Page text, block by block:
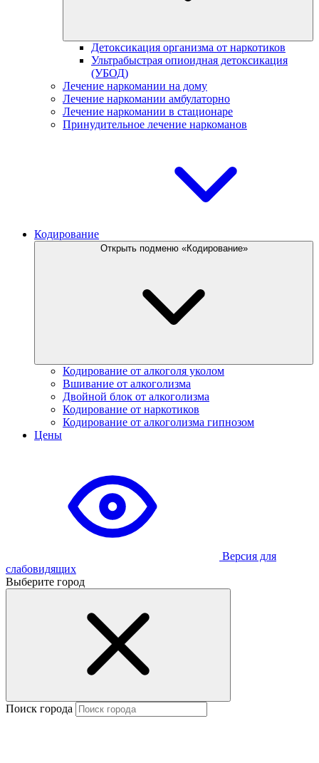
Детоксикация организма от наркотиков
Ультрабыстрая опиоидная детоксикация
(УБОД)
Лечение наркомании на дому
Лечение наркомании амбулаторно
Лечение наркомании в стационаре
Принудительное лечение наркоманов
Кодирование
Открыть подменю «Кодирование»
Кодирование от алкоголя уколом
Вшивание от алкоголизма
Двойной блок от алкоголизма
Кодирование от наркотиков
Кодирование от алкоголизма гипнозом
Цены
Версия для
слабовидящих
Выберите город
Поиск города